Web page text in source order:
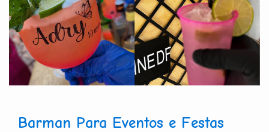
Barman Para Eventos e Festas